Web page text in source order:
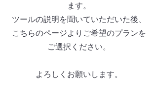
ます。
ツールの説明を聞いていただいた後、
こちらのページよりご希望のプランを
ご選択ください。
​よろしくお願いします。